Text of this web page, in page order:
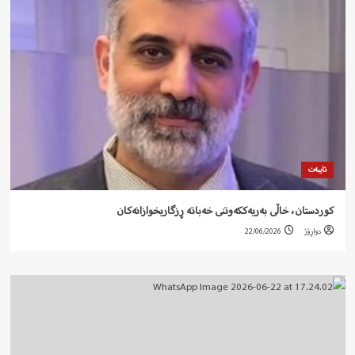
تایبەت
کوردستان، خاڵی بەریەککەوتنی خەباتە ڕزگاریخوازانەکان
دواڕۆژ 22/06/2026